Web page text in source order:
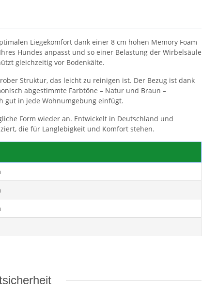
Liegekomfort dank einer 8 cm hohen Memory Foam
Hundes anpasst und so einer Belastung der Wirbelsäule
gleichzeitig vor Bodenkälte.
Struktur, das leicht zu reinigen ist. Der Bezug ist dank
abgestimmte Farbtöne – Natur und Braun –
gut in jede Wohnumgebung einfügt.
Form wieder an. Entwickelt in Deutschland und
die für Langlebigkeit und Komfort stehen.